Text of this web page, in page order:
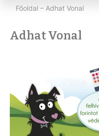
Főoldal – Adhat Vonal
Adhat Vonal